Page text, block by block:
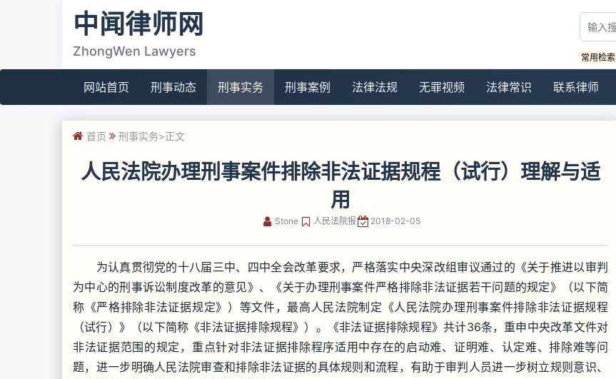
中闻律师网
ZhongWen Lawyers 常用检索
网站首页 刑事动态 刑事实务 刑事案例 法律法规 无罪视频 法律常识 联系律师
首页 刑事实务>正文
人民法院办理刑事案件排除非法证据规程（试行）理解与适
用
Stone 人民法院报 2018-02-05
为认真贯彻党的十八届三中、四中全会改革要求，严格落实中央深改组审议通过的《关于推进以审判
为中心的刑事诉讼制度改革的意见》、《关于办理刑事案件严格排除非法证据若干问题的规定》（以下简
称《严格排除非法证据规定》）等文件，最高人民法院制定《人民法院办理刑事案件排除非法证据规程
（试行）》（以下简称《非法证据排除规程》）。《非法证据排除规程》共计36条，重申中央改革文件对
非法证据范围的规定，重点针对非法证据排除程序适用中存在的启动难、证明难、认定难、排除难等问
题，进一步明确人民法院审查和排除非法证据的具体规则和流程，有助于审判人员进一步树立规则意识、